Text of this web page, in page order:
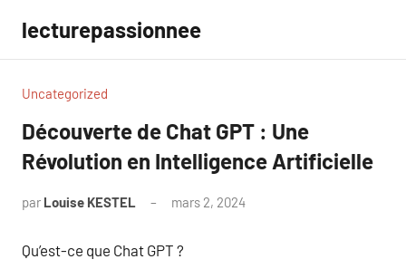
contenu
lecturepassionnee
Uncategorized
Découverte de Chat GPT : Une
Révolution en Intelligence Artificielle
par Louise KESTEL mars 2, 2024
Qu’est-ce que Chat GPT ?